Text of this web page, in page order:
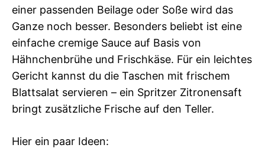
einer passenden Beilage oder Soße wird das
Ganze noch besser. Besonders beliebt ist eine
einfache cremige Sauce auf Basis von
Hähnchenbrühe und Frischkäse. Für ein leichtes
Gericht kannst du die Taschen mit frischem
Blattsalat servieren – ein Spritzer Zitronensaft
bringt zusätzliche Frische auf den Teller.
Hier ein paar Ideen: